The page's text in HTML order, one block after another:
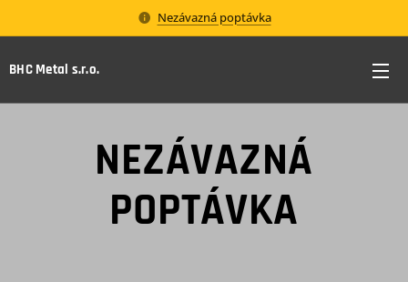
Nezávazná poptávka
BHC Metal s.r.o.
NEZÁVAZNÁ
POPTÁVKA